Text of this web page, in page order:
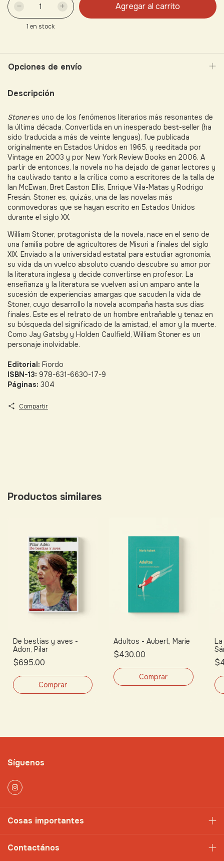
1 en stock
Opciones de envío
Descripción
Stoneres uno de los fenómenos literarios más resonantes de
la última década. Convertida en un inesperado best-seller (ha
sido traducida a más de veinte lenguas), fue publicada
originalmente en Estados Unidos en 1965, y reeditada por
Vintage en 2003 y por New York Review Books en 2006. A
partir de entonces, la novela no ha dejado de ganar lectores y
ha cautivado tanto a la crítica como a escritores de la talla de
Ian McEwan, Bret Easton Ellis, Enrique Vila-Matas y Rodrigo
Fresán. Stoner es, quizás, una de las novelas más
conmovedoras que se hayan escrito en Estados Unidos
durante el siglo XX.
William Stoner, protagonista de la novela, nace en el seno de
una familia pobre de agricultores de Misuri a finales del siglo
XIX. Enviado a la universidad estatal para estudiar agronomía,
su vida da un vuelco absoluto cuando descubre su amor por
la literatura inglesa y decide convertirse en profesor. La
enseñanza y la literatura se vuelven así un amparo ante la
sucesión de experiencias amargas que sacuden la vida de
Stoner, cuyo desarrollo la novela acompaña hasta sus días
finales. Este es el retrato de un hombre entrañable y tenaz en
su búsqueda del significado de la amistad, el amor y la muerte.
Como Jay Gatsby y Holden Caulfield, William Stoner es un
personaje inolvidable.
Editorial: Fiordo
ISBN-13: 978-631-6630-17-9
Páginas: 304
Compartir
Productos similares
De bestias y aves -
Adon, Pilar
$695.00
Adultos - Aubert, Marie
$430.00
Síguenos
Cosas importantes
Contactános